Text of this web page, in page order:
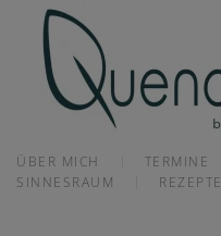
Skip to main content
ÜBER MICH TERMINE
SINNESRAUM
REZEPTE